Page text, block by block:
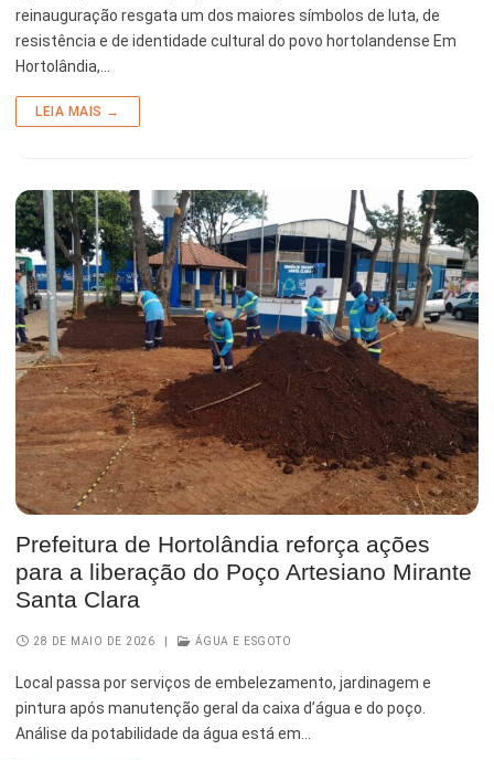
reinauguração resgata um dos maiores símbolos de luta, de
resistência e de identidade cultural do povo hortolandense Em
Hortolândia,…
LEIA MAIS →
Prefeitura de Hortolândia reforça ações
para a liberação do Poço Artesiano Mirante
Santa Clara
28 DE MAIO DE 2026 ÁGUA E ESGOTO
Local passa por serviços de embelezamento, jardinagem e
pintura após manutenção geral da caixa d’água e do poço.
Análise da potabilidade da água está em…